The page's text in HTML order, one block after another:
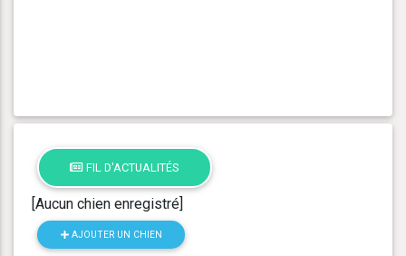
FIL D'ACTUALITÉS
[Aucun chien enregistré]
AJOUTER UN CHIEN